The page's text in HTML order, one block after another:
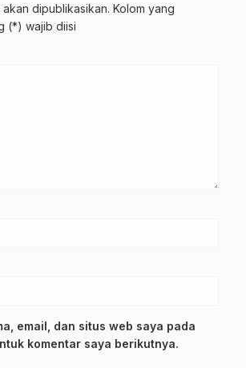
akan dipublikasikan. Kolom yang
(*) wajib diisi
email, dan situs web saya pada
komentar saya berikutnya.